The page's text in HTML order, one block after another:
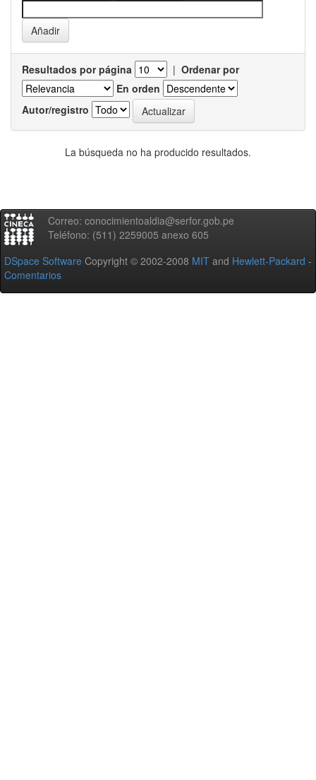
Resultados por página | Ordenar por
En orden
Autor/registro
La búsqueda no ha producido resultados.
Correo: conocimientoaldia@serfor.gob.pe
Teléfono: (511) 2259005 anexo 605
DSpace Software Copyright © 2002-2008 MIT and Hewlett-Packard -
Comentarios